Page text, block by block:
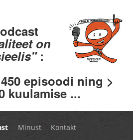
on
:
episoodi ning >
kuulamise ...
Minust Kontakt